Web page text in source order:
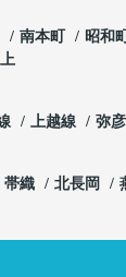
南本町 昭和町
上越線 弥
帯織 北長岡